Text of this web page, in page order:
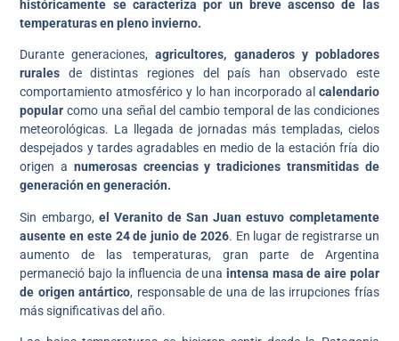
históricamente se caracteriza por un breve ascenso de las
temperaturas en pleno invierno.
Durante generaciones,agricultores, ganaderos y pobladores
rurales de distintas regiones del país han observado este
comportamiento atmosférico y lo han incorporado al calendario
popular como una señal del cambio temporal de las condiciones
meteorológicas. La llegada de jornadas más templadas, cielos
despejados y tardes agradables en medio de la estación fría dio
origen a numerosas creencias y tradiciones transmitidas de
generación en generación.
Sin embargo, el Veranito de San Juan estuvo completamente
ausente en este 24 de junio de 2026. En lugar de registrarse un
aumento de las temperaturas, gran parte de Argentina
permaneció bajo la influencia de unaintensa masa de aire polar
de origen antártico, responsable de una de las irrupciones frías
más significativas del año.